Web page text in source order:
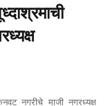
नगरीचे माजी नगरध्यक्ष